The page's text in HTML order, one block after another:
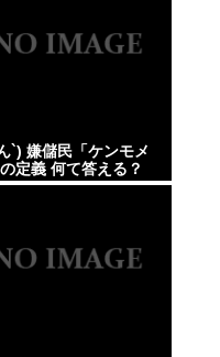
`) 嫌儲民「ケンモメ
定義 何て答える？